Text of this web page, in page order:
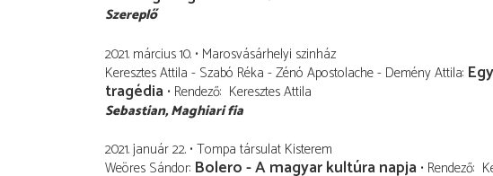
Szereplő
2021. március 10. Marosvásárhelyi szinház
Keresztes Attila - Szabó Réka - Zénó Apostolache - Demény Attila
tragédia Rendező Keresztes Attila
Sebastian Maghiari fia
2021. január 22. Tompa társulat Kisterem
Weöres Sándor Bolero - A magyar kultúra napja Rendező